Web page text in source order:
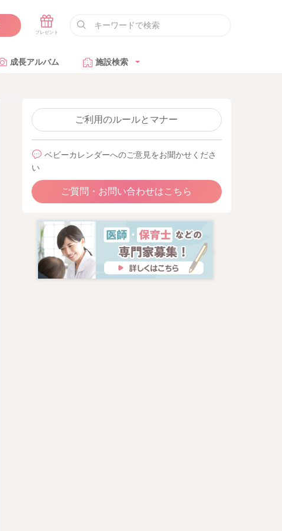
成長アルバム 施設検索
ご利用のルールとマナー
ベビーカレンダーへのご意見をお聞かせくださ
い
ご質問・お問い合わせはこちら